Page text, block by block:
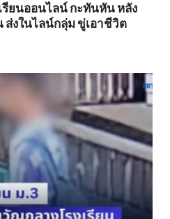
รียนออนไลน์ กะทันหัน หลัง
งในไลน์กลุ่ม ขู่เอาชีวิต